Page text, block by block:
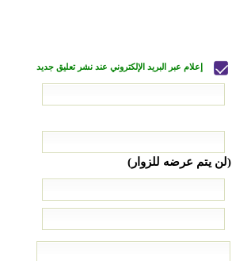
إعلام عبر البريد الإلكتروني عند نشر تعليق جديد
(لن يتم عرضه للزوار)